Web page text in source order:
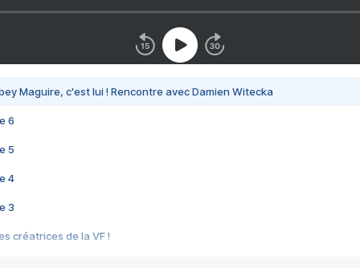
Maguire, c'est lui ! Rencontre avec Damien Witecka
6
5
4
3
créatrices de la VF !